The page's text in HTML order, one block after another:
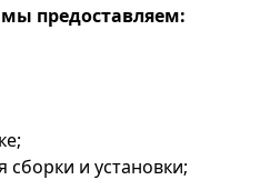
предоставляем:
и установки;